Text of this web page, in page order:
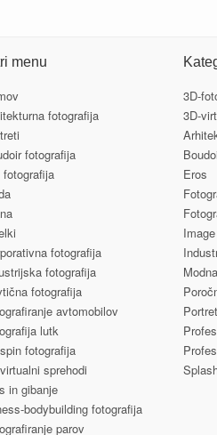
menu
fotografija
fotografija
fotografija
fotografija
fotografija
avtomobilov
lutk
fotografija
sprehodi
in gibanje
bodybuilding fotografija
parov
3D-
3D-
Eros